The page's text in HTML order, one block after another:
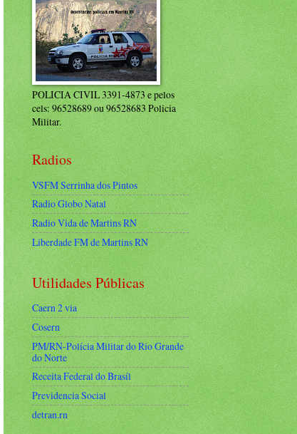
POLICIA CIVIL 3391-4873 e pelos
cels: 96528689 ou 96528683 Policia
Militar.
Radios
VSFM Serrinha dos Pintos
Radio Globo Natal
Radio Vida de Martins RN
Liberdade FM de Martins RN
Utilidades Públicas
Caern 2 via
Cosern
PM/RN-Polícia Militar do Rio Grande
do Norte
Receita Federal do Brasíl
Previdencia Social
detran.rn